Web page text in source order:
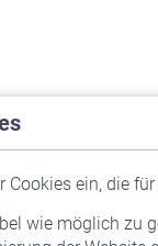
ein, die
wie möglich zu